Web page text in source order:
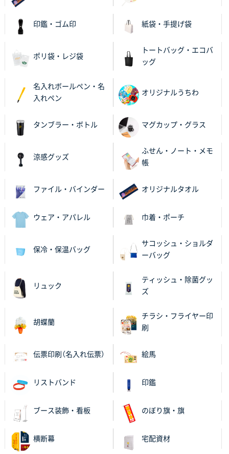
2025年11月25日 16:41
前回同様、安心できるから
uni ジェットストリーム 05
2025年11月21日 16:39
何度か注文していて、満足していたから
神奈川県のお客様
のし文言が変更できたのと価格。
千葉県M社様
2025年11月06日 14:57
営業ご担当者さまより、ご丁寧なサポートをいただ
き、他のネット印刷サービスよりも安心して購入まで
進められました。
【ポリ袋】特別ご注文ページ
3000枚
昨年利用した時に、納期と金額面でかなり業者さんを
比較して決めさせていただきました。 昨年注文分も、
納期がギリギリだったにも関わらず、丁寧に対応して
対応を頂いており助かっております。
和歌山県S社様
2025年11月05日 11:13
印鑑・ゴム印 紙袋・手提げ袋
ポリ袋・レジ袋
トートバッグ・エコバ
ッグ
名入れボールペン・名
入れペン
オリジナルうちわ
タンブラー・ボトル マグカップ・グラス
涼感グッズ
ふせん・ノート・メモ
帳
ファイル・バインダー オリジナルタオル
ウェア・アパレル 巾着・ポーチ
保冷・保温バッグ
サコッシュ・ショルダ
ーバッグ
リュック
ティッシュ・除菌グッ
ズ
胡蝶蘭
チラシ・フライヤー印
刷
伝票印刷（名入れ伝票） 絵馬
リストバンド 印鑑
ブース装飾・看板 のぼり旗・旗
横断幕 宅配資材